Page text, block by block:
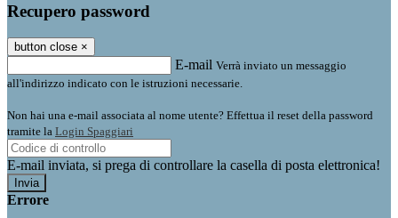
Recupero password
button close ×
E-mail Verrà inviato un messaggio
all'indirizzo indicato con le istruzioni necessarie.
Non hai una e-mail associata al nome utente? Effettua il reset della password
tramite la Login Spaggiari
E-mail inviata, si prega di controllare la casella di posta elettronica!
Errore